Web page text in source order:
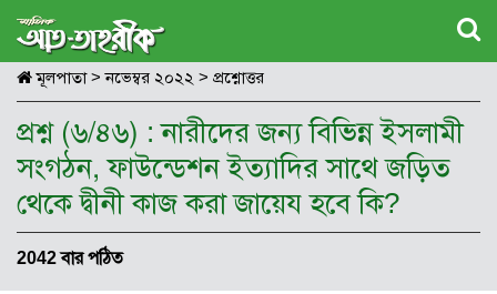
মূলপাতা> নভেম্বর ২০২২ > প্রশ্নোত্তর
প্রশ্ন (৬/৪৬) : নারীদের জন্য বিভিন্ন ইসলামী
সংগঠন, ফাউন্ডেশন ইত্যাদির সাথে জড়িত
থেকে দ্বীনী কাজ করা জায়েয হবে কি?
2042 বার পঠিত